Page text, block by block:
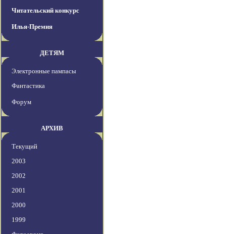
Читательский конкурс
Илья-Премия
ДЕТЯМ
Электронные пампасы
Фантастика
Форум
АРХИВ
Текущий
2003
2002
2001
2000
1999